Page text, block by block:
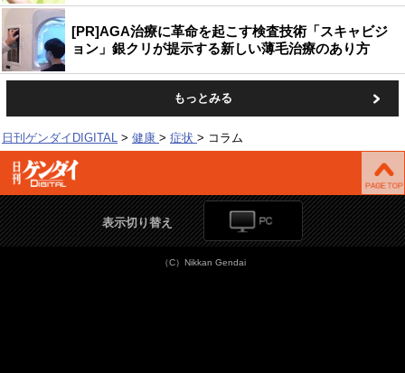
[PR]AGA治療に革命を起こす検査技術「スキャビジ
ョン」銀クリが提示する新しい薄毛治療のあり方
もっとみる
日刊ゲンダイDIGITAL 健康 症状 コラム
表示切り替え
（C）Nikkan Gendai